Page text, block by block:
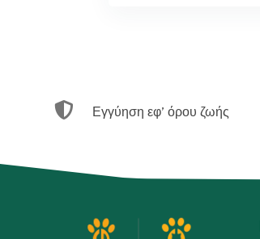
 Εγγύηση εφ’ όρου ζωής